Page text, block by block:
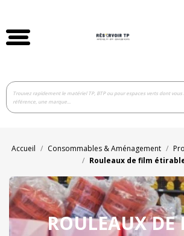
Accueil Consommables & Aménagement
Rouleaux de film
ROULEAUX DE